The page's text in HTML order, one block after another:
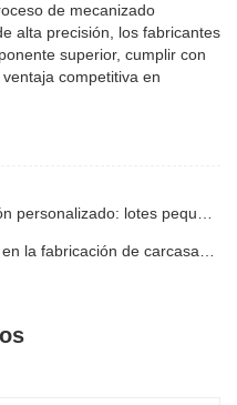
de mecanizado
alta precisión, los fabricantes
superior, cumplir con
competitiva en